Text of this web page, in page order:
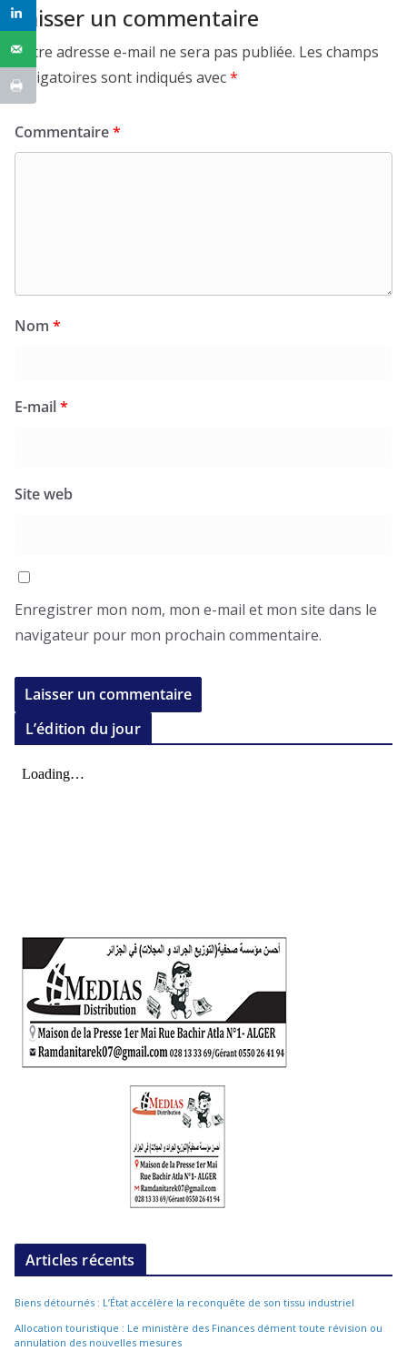
Laisser un commentaire
Votre adresse e-mail ne sera pas publiée. Les champs
obligatoires sont indiqués avec*
Commentaire*
Nom *
E-mail*
Site web
Enregistrer mon nom, mon e-mail et mon site dans le
navigateur pour mon prochain commentaire.
L’édition du jour
Articles récents
Biens détournés : L’État accélère la reconquête de son tissu industriel
Allocation touristique : Le ministère des Finances dément toute révision ou
annulation des nouvelles mesures